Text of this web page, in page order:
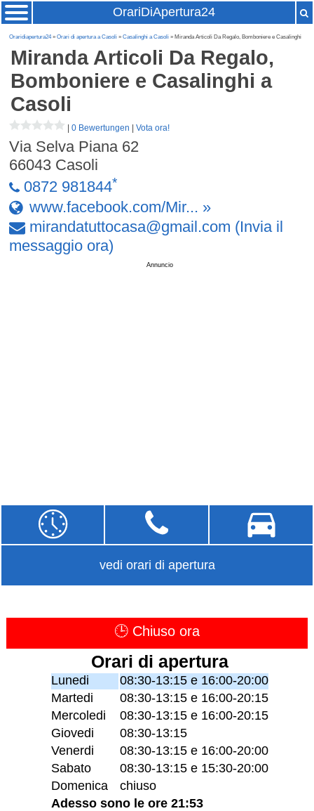
OrariDiApertura24
Oraridiapertura24»Orari di apertura a Casoli »Casalinghi a Casoli » Miranda Articoli Da Regalo, Bomboniere e Casalinghi
Miranda Articoli Da Regalo,
Bomboniere e Casalinghi a
Casoli
|0 Bewertungen |Vota ora!
Via Selva Piana 62
66043 Casoli
0872 981844*
www.facebook.com/Mir... »
mirandatuttocasa@gmail .com (Invia il
messaggio ora)
Annuncio
vedi orari di apertura
🕒 Chiuso ora
Orari di apertura
Lunedi
08:30-13:15 e 16:00-20:00
Martedi
08:30-13:15 e 16:00-20:15
Mercoledi
08:30-13:15 e 16:00-20:15
Giovedi
08:30-13:15
Venerdi
08:30-13:15 e 16:00-20:00
Sabato
08:30-13:15 e 15:30-20:00
Domenica
chiuso
Adesso sono le ore 21:53